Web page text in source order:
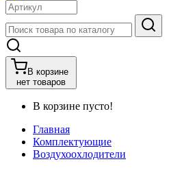
В корзине
нет товаров
В корзине пусто!
Главная
Комплектующие
Воздухоохлодители